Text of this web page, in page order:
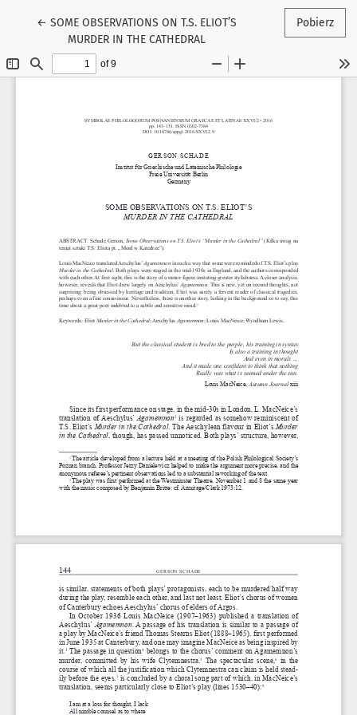
← Wróć do szczegółów artykułu
SOME OBSERVATIONS ON T.S. ELIOT’S
MURDER IN THE CATHEDRAL
Pobierz